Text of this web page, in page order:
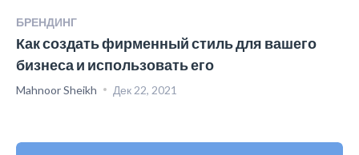
БРЕНДИНГ
Как создать фирменный стиль для вашего
бизнеса и использовать его
Mahnoor Sheikh Дек 22, 2021